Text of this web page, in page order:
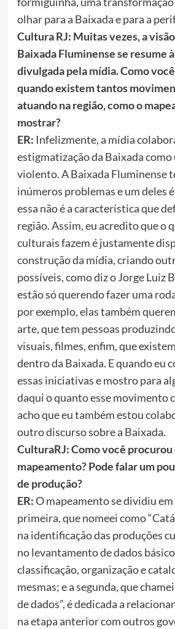
olhar para a Baixada e para a
Cultura RJ: Muitas vezes, a
Baixada Fluminense se resume
divulgada pela mídia. Como
quando existem tantos
atuando na região, como o
mostrar?
ER: Infelizmente, a mídia
estigmatização da Baixada como
violento. A Baixada Fluminense
inúmeros problemas e um deles
essa não é a característica que
região. Assim, eu acredito que o
culturais fazem é justamente
construção da mídia, criando
possíveis, como diz o Jorge Luiz
estão só querendo fazer uma
por exemplo, elas também
arte, que tem pessoas
visuais, filmes, enfim, que
dentro da Baixada. E quando eu
essas iniciativas e mostro para
daqui o quanto esse movimento
acho que eu também estou
outro discurso sobre a
CulturaRJ: Como você
mapeamento? Pode falar um
de produção?
ER:O mapeamento se dividiu em
primeira, que nomeei como
na identificação das produções
no levantamento de dados
classificação, organização e
mesmas; e a segunda, que
de dados”, é dedicada a
na etapa anterior com outros